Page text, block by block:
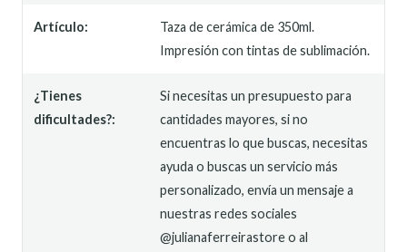
Artículo:
Taza de cerámica de 350ml.
Impresión con tintas de sublimación.
¿Tienes
dificultades?:
Si necesitas un presupuesto para
cantidades mayores, si no
encuentras lo que buscas, necesitas
ayuda o buscas un servicio más
personalizado, envía un mensaje a
nuestras redes sociales
@julianaferreirastore o al